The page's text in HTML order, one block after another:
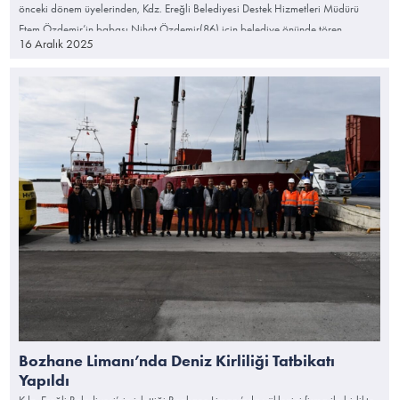
önceki dönem üyelerinden, Kdz. Ereğli Belediyesi Destek Hizmetleri Müdürü
Etem Özdemir’in babası Nihat Özdemir(86) için belediye önünde tören
düzenlendi. Başkan Halil Posbıyık, Özdemir’in Ereğli’de sevilen bir sima
16 Aralık 2025
Bozhane Limanı’nda Deniz Kirliliği Tatbikatı
Yapıldı